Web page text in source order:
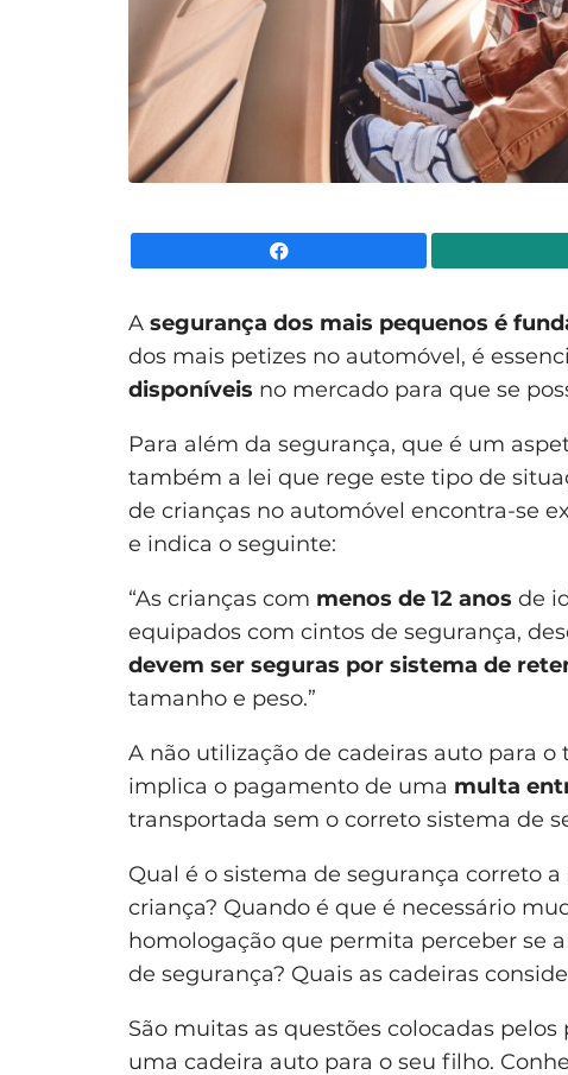
A segurança dos mais pequenos é
dos mais petizes no automóvel, é
disponíveis no mercado para que se
Para além da segurança, que é um
também a lei que rege este tipo de
de crianças no automóvel encontra-se
e indica o seguinte:
“As crianças com menos de 12 anos de
equipados com cintos de segurança,
devem ser seguras por sistema de
tamanho e peso.”
A não utilização de cadeiras auto para
implica o pagamento de uma multa
transportada sem o correto sistema de
Qual é o sistema de segurança correto
criança? Quando é que é necessário
homologação que permita perceber se
de segurança? Quais as cadeiras
São muitas as questões colocadas
uma cadeira auto para o seu filho.